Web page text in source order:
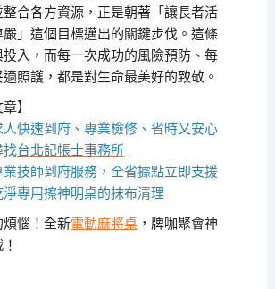
合各方資源，正是朝著「讓長者活
」這個目標邁出的關鍵步伐。這條
入，而每一次成功的風險預防、每
照護，都是對生命最美好的致敬。
】
人快速到府、專業檢修、省時又安心
找台北記帳士事務所
業技師到府服務，全省據點立即支援
專用擦神明桌的抹布清理
惱！全新電動麻將桌，牌咖聚會神